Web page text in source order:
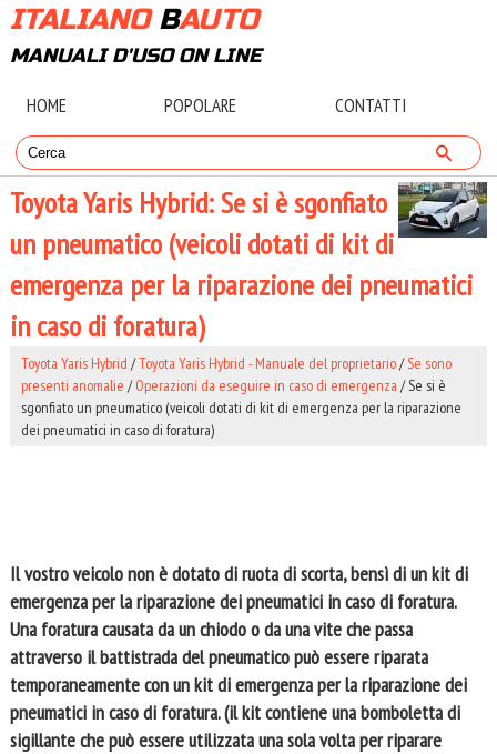
ITALIANOBAUTO
MANUALI D'USO ON LINE
HOME POPOLARE CONTATTI
Toyota Yaris Hybrid: Se si è sgonfiato
un pneumatico (veicoli dotati di kit di
emergenza per la riparazione dei pneumatici
in caso di foratura)
Toyota Yaris Hybrid /Toyota Yaris Hybrid - Manuale del proprietario/Se sono
presenti anomalie /Operazioni da eseguire in caso di emergenza / Se si è
sgonfiato un pneumatico (veicoli dotati di kit di emergenza per la riparazione
dei pneumatici in caso di foratura)
Il vostro veicolo non è dotato di ruota di scorta, bensì di un kit di
emergenza per la riparazione dei pneumatici in caso di foratura.
Una foratura causata da un chiodo o da una vite che passa
attraverso il battistrada del pneumatico può essere riparata
temporaneamente con un kit di emergenza per la riparazione dei
pneumatici in caso di foratura. (il kit contiene una bomboletta di
sigillante che può essere utilizzata una sola volta per riparare